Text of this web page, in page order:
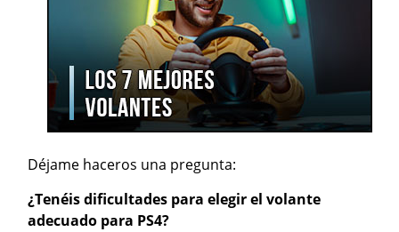
Déjame haceros una pregunta:
¿Tenéis dificultades para elegir el volante
adecuado para PS4?